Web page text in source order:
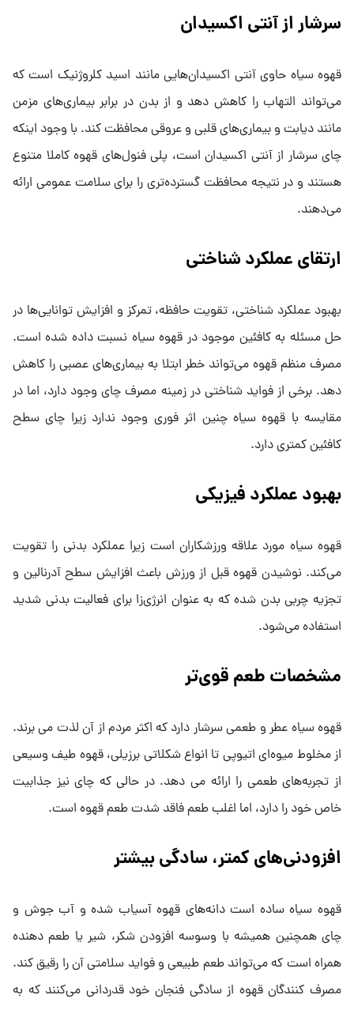
سرشار از آنتی اکسیدان
قهوه سیاه حاوی آنتی اکسیدان‌هایی مانند اسید کلروژنیک است که
می‌تواند التهاب را کاهش دهد و از بدن در برابر بیماری‌های مزمن
مانند دیابت و بیماری‌های قلبی و عروقی محافظت کند. با وجود اینکه
چای سرشار از آنتی اکسیدان است، پلی فنول‌های قهوه کاملا متنوع
هستند و در نتیجه محافظت گسترده‌تری را برای سلامت عمومی ارائه
می‌دهند.
ارتقای عملکرد شناختی
بهبود عملکرد شناختی، تقویت حافظه، تمرکز و افزایش توانایی‌ها در
حل مسئله به کافئین موجود در قهوه سیاه نسبت داده شده است.
مصرف منظم قهوه می‌تواند خطر ابتلا به بیماری‌های عصبی را کاهش
دهد. برخی از فواید شناختی در زمینه مصرف چای وجود دارد، اما در
مقایسه با قهوه سیاه چنین اثر فوری وجود ندارد زیرا چای سطح
کافئین کمتری دارد.
بهبود عملکرد فیزیکی
قهوه سیاه مورد علاقه ورزشکاران است زیرا عملکرد بدنی را تقویت
می‌کند. نوشیدن قهوه قبل از ورزش باعث افزایش سطح آدرنالین و
تجزیه چربی بدن شده که به عنوان انرژی‌زا برای فعالیت بدنی شدید
استفاده می‌شود.
مشخصات طعم قوی‌تر
قهوه سیاه عطر و طعمی سرشار دارد که اکثر مردم از آن لذت می برند.
از مخلوط میوه‌ای اتیوپی تا انواع شکلاتی برزیلی، قهوه طیف وسیعی
از تجربه‌های طعمی را ارائه می دهد. در حالی که چای نیز جذابیت
خاص خود را دارد، اما اغلب طعم فاقد شدت طعم قهوه است.
افزودنی‌های کمتر، سادگی بیشتر
قهوه سیاه ساده است دانه‌های قهوه آسیاب شده و آب جوش و
چای همچنین همیشه با وسوسه افزودن شکر، شیر یا طعم دهنده
همراه است که می‌تواند طعم طبیعی و فواید سلامتی آن را رقیق کند.
مصرف کنندگان قهوه از سادگی فنجان خود قدردانی می‌کنند که به